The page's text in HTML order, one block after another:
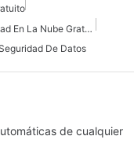
Copia De Seguridad En La Nube Gratuita Para Windows
De Datos
de cualquier